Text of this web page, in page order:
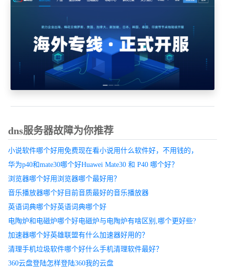
SQL注入、跨站脚本等安全漏洞问题,还需进一步加强有关的安全系
校园无线网络基本上已覆盖主要楼群,但还有较多的区域还没有信号,
有些公共部位接入容量较小,离全校师生对无线网络的需求还有一定
校师生提供较好的无线网络.
dns服务器故障为你推荐
小说软件哪个好用免费现在看小说用什么软件好，不用钱的，
华为p40和mate30哪个好Huawei Mate30 和 P40 哪个好？
浏览器哪个好用浏览器哪个最好用？
音乐播放器哪个好目前音质最好的音乐播放器
英语词典哪个好英语词典哪个好
电陶炉和电磁炉哪个好电磁炉与电陶炉有啥区别,哪个更好些?
加速器哪个好英雄联盟有什么加速器好用的？
清理手机垃圾软件哪个好什么手机清理软件最好？
360云盘登陆怎样登陆360我的云盘